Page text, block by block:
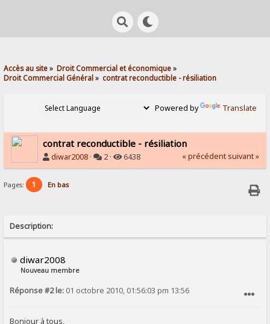
Accès au site» Droit Commercial et économique»
Droit Commercial Général» contrat reconductible - résiliation
Powered by Translate
contrat reconductible - résiliation
diwar2008 · 2 · 6438 « précédent suivant »
Pages: 1 En bas
Description:
diwar2008
Nouveau membre
Réponse #2 le: 01 octobre 2010, 01:56:03 pm 13:56
Bonjour à tous,